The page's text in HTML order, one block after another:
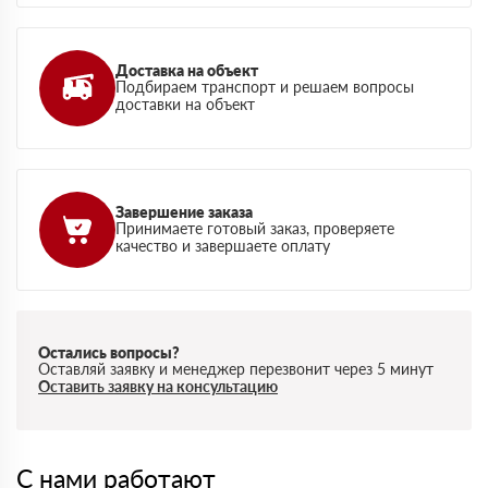
Доставка на объект
Подбираем транспорт и решаем вопросы
доставки на объект
Завершение заказа
Принимаете готовый заказ, проверяете
качество и завершаете оплату
Остались вопросы?
Оставляй заявку и менеджер перезвонит через 5 минут
Оставить заявку на консультацию
С нами работают